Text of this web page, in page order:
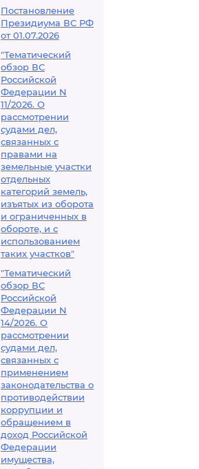
Постановление
Президиума ВС РФ
от 01.07.2026
"Тематический
обзор ВС
Российской
Федерации N
11/2026. О
рассмотрении
судами дел,
связанных с
правами на
земельные участки
отдельных
категорий земель,
изъятых из оборота
и ограниченных в
обороте, и с
использованием
таких участков"
"Тематический
обзор ВС
Российской
Федерации N
14/2026. О
рассмотрении
судами дел,
связанных с
применением
законодательства о
противодействии
коррупции и
обращением в
доход Российской
Федерации
имущества,